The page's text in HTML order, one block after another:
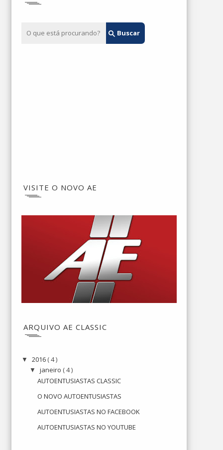
VISITE O NOVO AE
ARQUIVO AE CLASSIC
▼ 2016 ( 4 )
▼ janeiro ( 4 )
AUTOENTUSIASTAS CLASSIC
O NOVO AUTOENTUSIASTAS
AUTOENTUSIASTAS NO FACEBOOK
AUTOENTUSIASTAS NO YOUTUBE